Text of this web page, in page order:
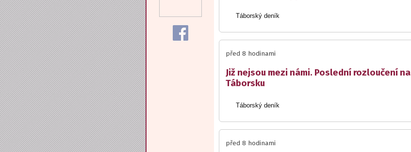
Táborský deník
před 8 hodinami
Již nejsou mezi námi. Poslední rozloučení na
Táborsku
Táborský deník
před 8 hodinami